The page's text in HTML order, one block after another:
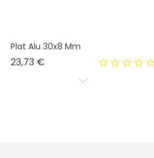
Plat Alu 30x8 Mm
23,73 €